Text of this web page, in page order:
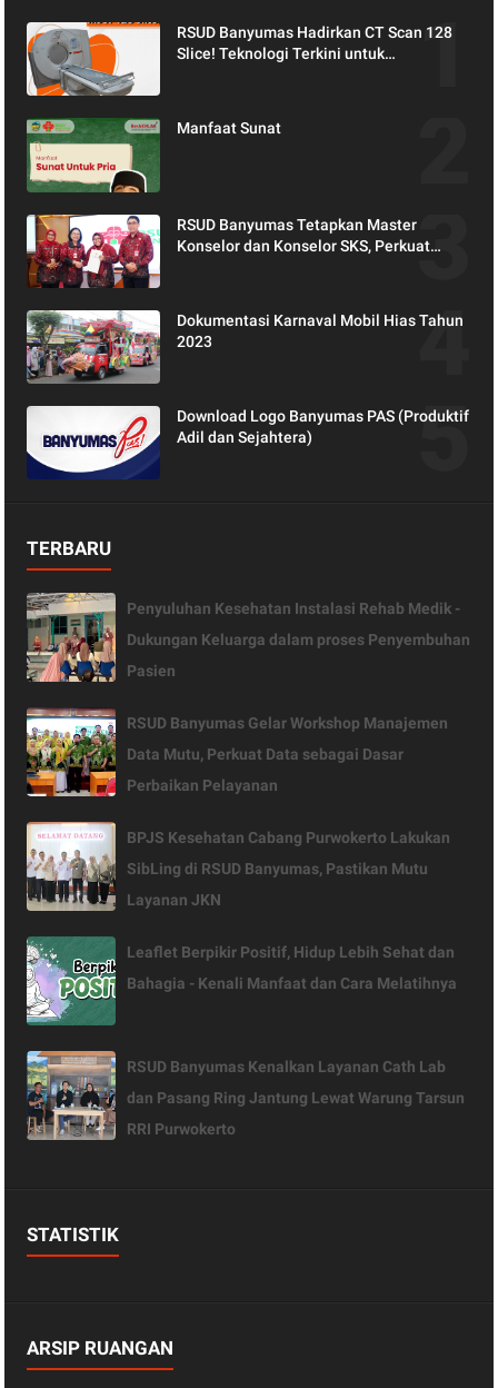
RSUD Banyumas Hadirkan CT Scan 128
Slice! Teknologi Terkini untuk
Manfaat Sunat
RSUD Banyumas Tetapkan Master
Konselor dan Konselor SKS, Perkuat
Dokumentasi Karnaval Mobil Hias Tahun
2023
Download Logo Banyumas PAS (Produktif
Adil dan Sejahtera)
TERBARU
Penyuluhan Kesehatan Instalasi Rehab Medik -
Dukungan Keluarga dalam proses Penyembuhan
Pasien
RSUD Banyumas Gelar Workshop Manajemen
Data Mutu, Perkuat Data sebagai Dasar
Perbaikan Pelayanan
BPJS Kesehatan Cabang Purwokerto Lakukan
SibLing di RSUD Banyumas, Pastikan Mutu
Layanan JKN
Leaflet Berpikir Positif, Hidup Lebih Sehat dan
Bahagia - Kenali Manfaat dan Cara Melatihnya
RSUD Banyumas Kenalkan Layanan Cath Lab
dan Pasang Ring Jantung Lewat Warung Tarsun
RRI Purwokerto
STATISTIK
ARSIP RUANGAN